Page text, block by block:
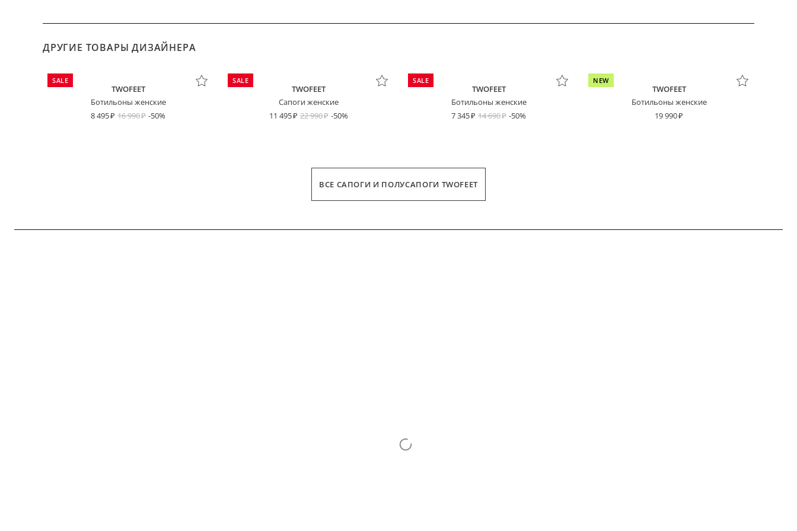
ДРУГИЕ ТОВАРЫ ДИЗАЙНЕРА
SALE
TWOFEET
Ботильоны женские
8 495
16 990 -50%
SALE
TWOFEET
Сапоги женские
11 495
22 990 -50%
SALE
TWOFEET
Ботильоны женские
7 345
14 690 -50%
NEW
TWOFEET
Ботильоны женские
19 990
ВСЕ САПОГИ И ПОЛУСАПОГИ TWOFEET